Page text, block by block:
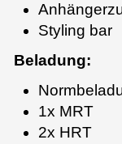
Styling bar
Beladung:
1x MRT
2x HRT